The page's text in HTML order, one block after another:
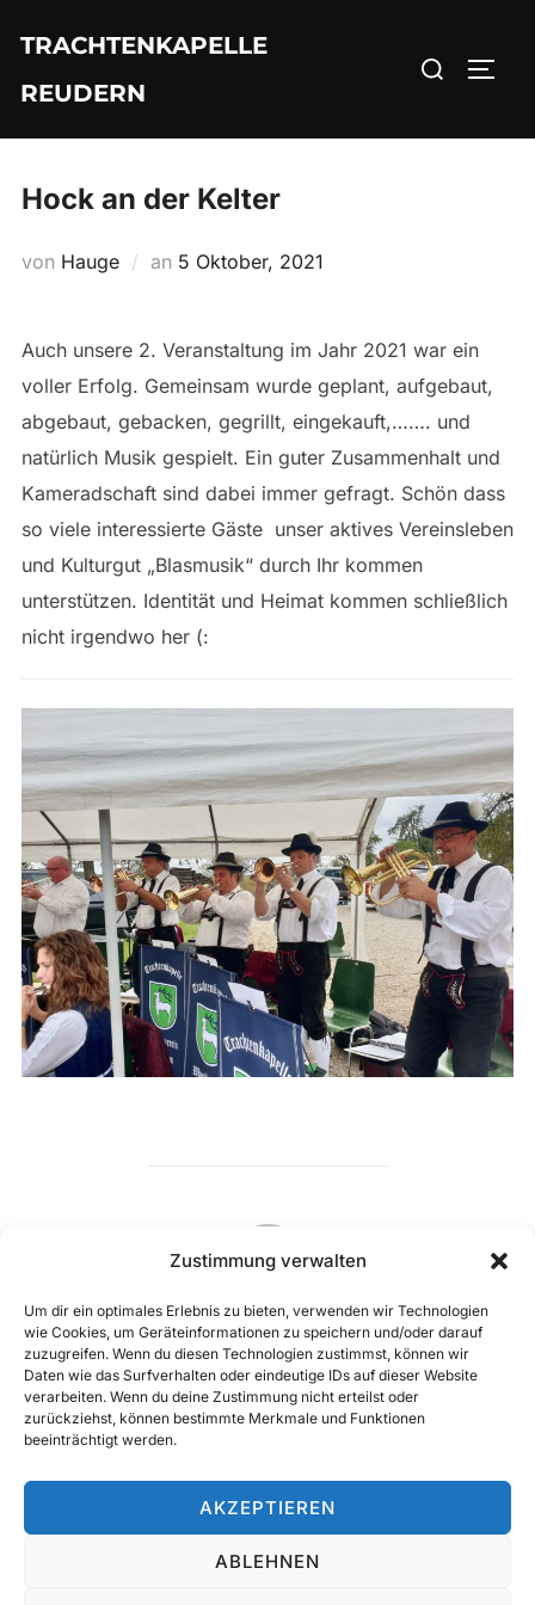
Zustimmung verwalten
Um dir ein optimales Erlebnis zu bieten, verwenden wir Technologien
wie Cookies, um Geräteinformationen zu speichern und/oder darauf
zuzugreifen. Wenn du diesen Technologien zustimmst, können wir
Daten wie das Surfverhalten oder eindeutige IDs auf dieser Website
verarbeiten. Wenn du deine Zustimmung nicht erteilst oder
zurückziehst, können bestimmte Merkmale und Funktionen
beeinträchtigt werden.
AKZEPTIEREN
ABLEHNEN
Inhalt
springen
TRACHTENKAPELLE
REUDERN
Suchen
Hock an der Kelter
von Hauge an Veröffentlicht
5 Oktober, 2021
Auch unsere 2. Veranstaltung im Jahr 2021 war ein
voller Erfolg. Gemeinsam wurde geplant, aufgebaut,
abgebaut, gebacken, gegrillt, eingekauft,……. und
natürlich Musik gespielt. Ein guter Zusammenhalt und
Kameradschaft sind dabei immer gefragt. Schön dass
so viele interessierte Gäste unser aktives Vereinsleben
und Kulturgut „Blasmusik“ durch Ihr kommen
unterstützen. Identität und Heimat kommen schließlich
nicht irgendwo her (:
VERFASST VON
Hauge
Copyright © 2026 Trachtenkapelle Reudern